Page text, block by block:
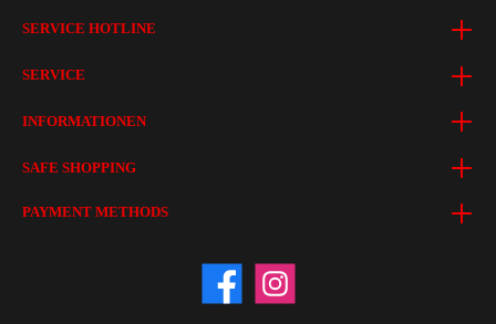
SERVICE HOTLINE
SERVICE
INFORMATIONEN
SAFE SHOPPING
PAYMENT METHODS